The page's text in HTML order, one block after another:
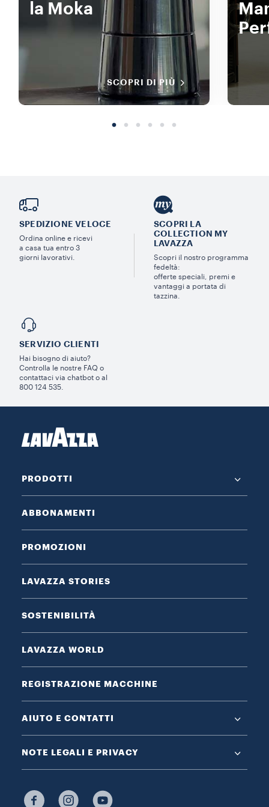
la Moka
SCOPRI DI PIÙ
SPEDIZIONE VELOCE
Ordina online e ricevi
a casa tua entro 3
giorni lavorativi.
SCOPRI LA
COLLECTION MY
LAVAZZA
Scopri il nostro programma
fedeltà:
offerte speciali, premi e
vantaggi a portata di
tazzina.
SERVIZIO CLIENTI​
Hai bisogno di aiuto?​
Controlla le nostre FAQ o
contattaci via chatbot o al
800 124 535.
PRODOTTI
ABBONAMENTI
PROMOZIONI
LAVAZZA STORIES
SOSTENIBILITÀ
LAVAZZA WORLD
REGISTRAZIONE MACCHINE
AIUTO E CONTATTI
NOTE LEGALI E PRIVACY